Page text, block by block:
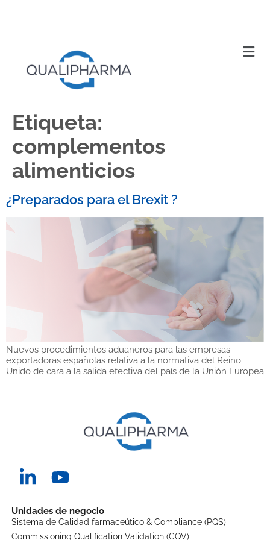
Etiqueta:
complementos
alimenticios
¿Preparados para el Brexit ?
Nuevos procedimientos aduaneros para las empresas
exportadoras españolas relativa a la normativa del Reino
Unido de cara a la salida efectiva del país de la Unión Europea
Unidades de negocio
Sistema de Calidad farmaceútico & Compliance (PQS)
Commissioning Qualification Validation (CQV)